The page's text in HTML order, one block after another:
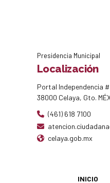
Presidencia Municipal
Localización
Portal Independencia
38000 Celaya, Gto.
(461) 618 7100
celaya.gob.mx
INICIO